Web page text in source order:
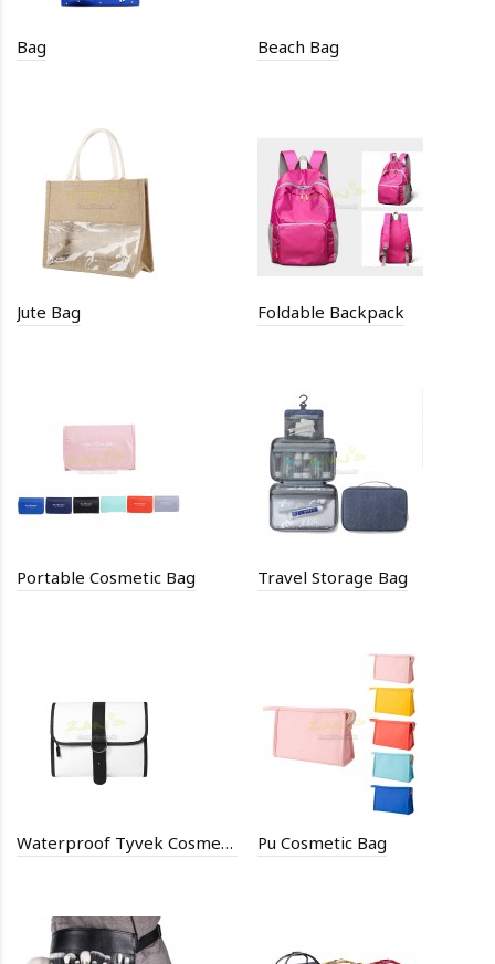
Bag Beach Bag
Jute Bag Foldable Backpack
Portable Cosmetic Bag Travel Storage Bag
Waterproof Tyvek Cosmetic Bag Pu Cosmetic Bag